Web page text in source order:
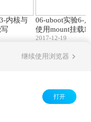
内核与
06-uboot实验6-
使用mount挂载
系统
2017-12-19
继续使用浏览器
打开